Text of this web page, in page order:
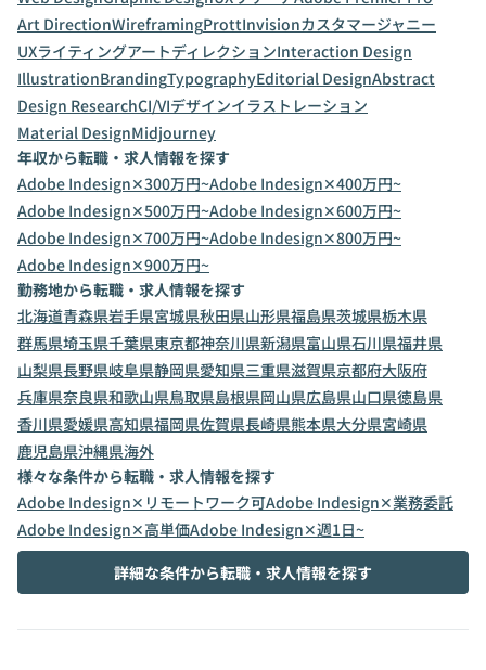
Art DirectionWireframingProttInvisionカスタマージャニー
UXライティングアートディレクションInteraction Design
IllustrationBrandingTypographyEditorial DesignAbstract
Design ResearchCI/VIデザインイラストレーション
Material DesignMidjourney
年収から転職・求人情報を探す
Adobe Indesign✕300万円~Adobe Indesign✕400万円~
Adobe Indesign✕500万円~Adobe Indesign✕600万円~
Adobe Indesign✕700万円~Adobe Indesign✕800万円~
Adobe Indesign✕900万円~
勤務地から転職・求人情報を探す
北海道青森県岩手県宮城県秋田県山形県福島県茨城県栃木県
群馬県埼玉県千葉県東京都神奈川県新潟県富山県石川県福井県
山梨県長野県岐阜県静岡県愛知県三重県滋賀県京都府大阪府
兵庫県奈良県和歌山県鳥取県島根県岡山県広島県山口県徳島県
香川県愛媛県高知県福岡県佐賀県長崎県熊本県大分県宮崎県
鹿児島県沖縄県海外
様々な条件から転職・求人情報を探す
Adobe Indesign✕リモートワーク可Adobe Indesign✕業務委託
Adobe Indesign✕高単価Adobe Indesign✕週1日~
詳細な条件から転職・求人情報を探す